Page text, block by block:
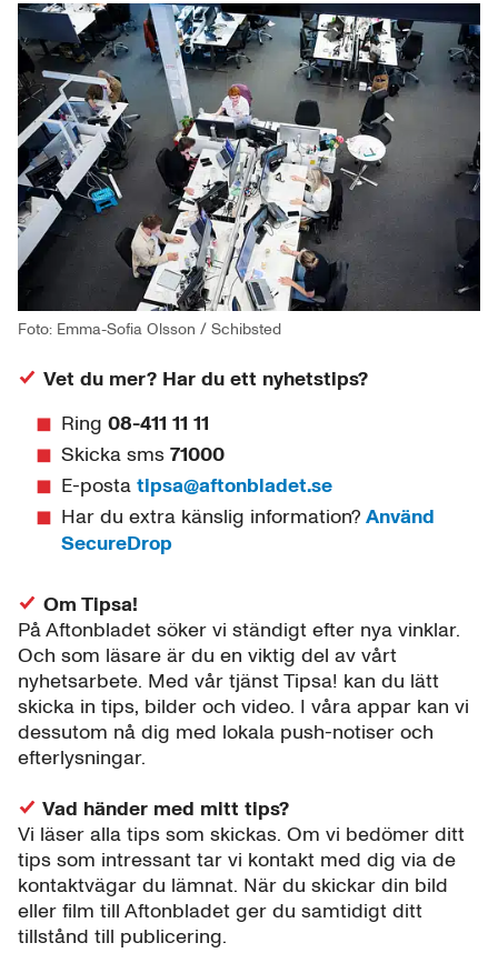
Foto: Emma-Sofia Olsson / Schibsted
Vet du mer? Har du ett nyhetstips?
Ring 08-411 11 11
Skicka sms 71000
E-posta tipsa@aftonbladet.se
Har du extra känslig information? Använd
SecureDrop
Om Tipsa!
På Aftonbladet söker vi ständigt efter nya vinklar.
Och som läsare är du en viktig del av vårt
nyhetsarbete. Med vår tjänst Tipsa! kan du lätt
skicka in tips, bilder och video. I våra appar kan vi
dessutom nå dig med lokala push-notiser och
efterlysningar.
Vad händer med mitt tips?
Vi läser alla tips som skickas. Om vi bedömer ditt
tips som intressant tar vi kontakt med dig via de
kontaktvägar du lämnat. När du skickar din bild
eller film till Aftonbladet ger du samtidigt ditt
tillstånd till publicering.